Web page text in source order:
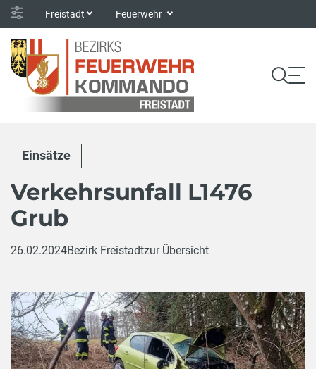
Freistadt Feuerwehr
Einsätze
Verkehrsunfall L1476
Grub
26.02.2024Bezirk Freistadtzur Übersicht